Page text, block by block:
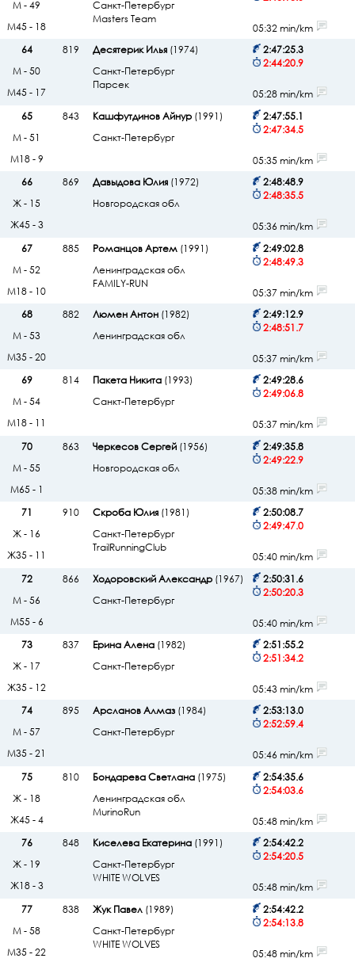
Санкт-Петербург
Masters Team
М - 49
М45 - 18
05:32 min/km
64
819 Десятерик Илья(1974)
Санкт-Петербург
Парсек
2:47:25.3
2:44:20.9
М - 50
М45 - 17
05:28 min/km
65
843 Кашфутдинов Айнур(1991)
Санкт-Петербург
2:47:55.1
2:47:34.5
М - 51
М18 - 9
05:35 min/km
66
869 Давыдова Юлия(1972)
Новгородская обл
2:48:48.9
2:48:35.5
Ж - 15
Ж45 - 3
05:36 min/km
67
885 Романцов Артем(1991)
Ленинградская обл
FAMILY-RUN
2:49:02.8
2:48:49.3
М - 52
М18 - 10
05:37 min/km
68
882 Люмен Антон(1982)
Ленинградская обл
2:49:12.9
2:48:51.7
М - 53
М35 - 20
05:37 min/km
69
814 Пакета Никита(1993)
Санкт-Петербург
2:49:28.6
2:49:06.8
М - 54
М18 - 11
05:37 min/km
70
863 Черкесов Сергей(1956)
Новгородская обл
2:49:35.8
2:49:22.9
М - 55
М65 - 1
05:38 min/km
71
910 Скроба Юлия(1981)
Санкт-Петербург
TrailRunningClub
2:50:08.7
2:49:47.0
Ж - 16
Ж35 - 11
05:40 min/km
72
866 Ходоровский Александр(1967)
Санкт-Петербург
2:50:31.6
2:50:20.3
М - 56
М55 - 6
05:40 min/km
73
837 Ерина Алена(1982)
Санкт-Петербург
2:51:55.2
2:51:34.2
Ж - 17
Ж35 - 12
05:43 min/km
74
895 Арсланов Алмаз(1984)
Санкт-Петербург
2:53:13.0
2:52:59.4
М - 57
М35 - 21
05:46 min/km
75
810 Бондарева Светлана(1975)
Ленинградская обл
MurinoRun
2:54:35.6
2:54:03.6
Ж - 18
Ж45 - 4
05:48 min/km
76
848 Киселева Екатерина(1991)
Санкт-Петербург
WHITE WOLVES
2:54:42.2
2:54:20.5
Ж - 19
Ж18 - 3
05:48 min/km
77
838 Жук Павел(1989)
Санкт-Петербург
WHITE WOLVES
2:54:42.2
2:54:13.8
М - 58
М35 - 22
05:48 min/km